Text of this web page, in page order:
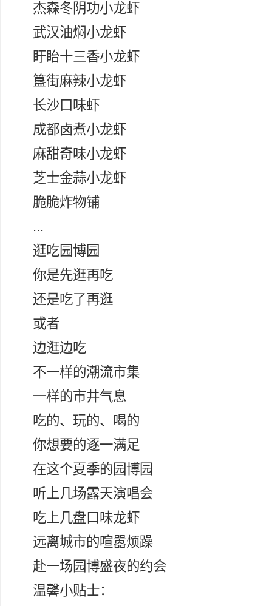
杰森冬阴功小龙虾
武汉油焖小龙虾
盱眙十三香小龙虾
簋街麻辣小龙虾
长沙口味虾
成都卤煮小龙虾
麻甜奇味小龙虾
芝士金蒜小龙虾
脆脆炸物铺
...
逛吃园博园
你是先逛再吃
还是吃了再逛
或者
边逛边吃
不一样的潮流市集
一样的市井气息
吃的、玩的、喝的
你想要的逐一满足
在这个夏季的园博园
听上几场露天演唱会
吃上几盘口味龙虾
远离城市的喧嚣烦躁
赴一场园博盛夜的约会
温馨小贴士：